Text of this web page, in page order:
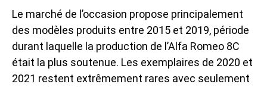
Le marché de l’occasion propose principalement
des modèles produits entre 2015 et 2019, période
durant laquelle la production de l’Alfa Romeo 8C
était la plus soutenue. Les exemplaires de 2020 et
2021 restent extrêmement rares avec seulement